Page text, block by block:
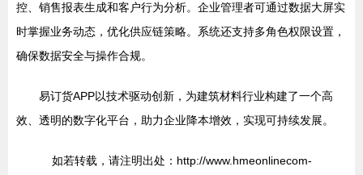
控、销售报表生成和客户行为分析。企业管理者可通过数据大屏实
时掌握业务动态，优化供应链策略。系统还支持多角色权限设置，
确保数据安全与操作合规。
易订货APP以技术驱动创新，为建筑材料行业构建了一个高
效、透明的数字化平台，助力企业降本增效，实现可持续发展。
如若转载，请注明出处：http://www.hmeonlinecom-